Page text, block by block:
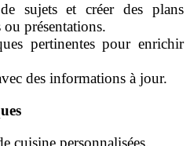
sujets et créer des plans
présentations.
pertinentes pour enrichir
des informations à jour.
cuisine personnalisées.